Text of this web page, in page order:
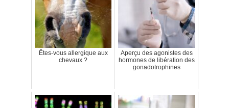
Êtes-vous allergique aux
chevaux ?
Aperçu des agonistes des
hormones de libération des
gonadotrophines